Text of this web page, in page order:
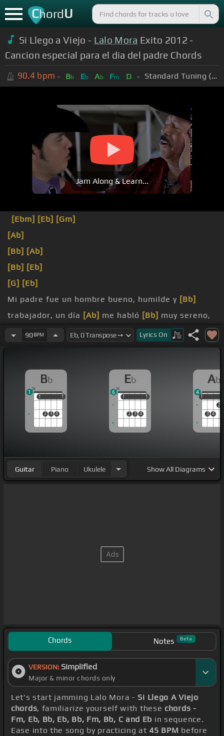
ChordU
Si Llego a Viejo - Lalo Mora Exito 2012 -
Cancion especial para el dia del padre Chords
90.4 bpm Bb Eb Ab Fm D Standard Tuning (EADGBE)
Jam Along & Learn...
[Ebm] [Eb] [Gm]
[Ab]
[Bb] [Ab]
[Bb] [Eb]
[G] [Eb]
Mi padre fue un hombre bueno, humilde y [Bb]
trabajador, un día [Ab] me habló [Bb] muy sereno,
[D]ojos llenos
dijo si llego a viejo, apóyame[Eb]por
90BPM Lyrics On
Bb
1
2 3 4
1
1 1
1
Eb
1
2 3 4
1
1 1
6
Ab
1
3 4
2
1
4
Guitar Piano Ukulele ShowAll Diagrams
Chords Notes Beta
VERSION: Simplified
Major & minor chords only
Let's start jamming Lalo Mora - Si Llego A Viejo
chords, familiarize yourself with these chords -
Fm, Eb, Bb, Eb, Bb, Fm, Bb, C and Eb in sequence.
Ease into the song by practicing at45 BPM before